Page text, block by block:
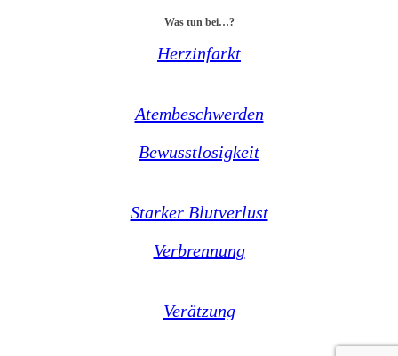
Was tun bei…?
Herzinfarkt
Atembeschwerden
Bewusstlosigkeit
Starker Blutverlust
Verbrennung
Verätzung